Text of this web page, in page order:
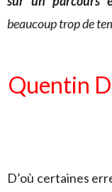
beaucoup trop de
Quentin
D’où certaines